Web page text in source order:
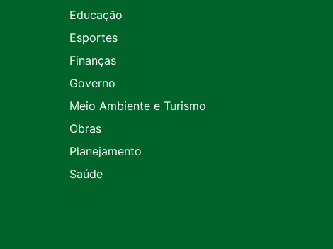
Educação
Esportes
Finanças
Governo
Meio Ambiente e Turismo
Obras
Planejamento
Saúde